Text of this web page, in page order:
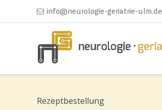
info@neurologie-geriatrie-ulm.de
Rezeptbestellung